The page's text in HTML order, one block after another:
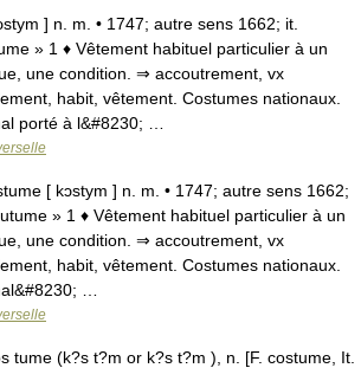
] n. m. • 1747; autre sens 1662; it.
» 1 ♦ Vêtement habituel particulier à un
une condition. ⇒ accoutrement, vx
habit, vêtement. Costumes nationaux.
porté à l&#8230; …
[ kɔstym ] n. m. • 1747; autre sens 1662;
» 1 ♦ Vêtement habituel particulier à un
une condition. ⇒ accoutrement, vx
habit, vêtement. Costumes nationaux.
…
tume (k?s t?m or k?s t?m ), n. [F. costume, It.